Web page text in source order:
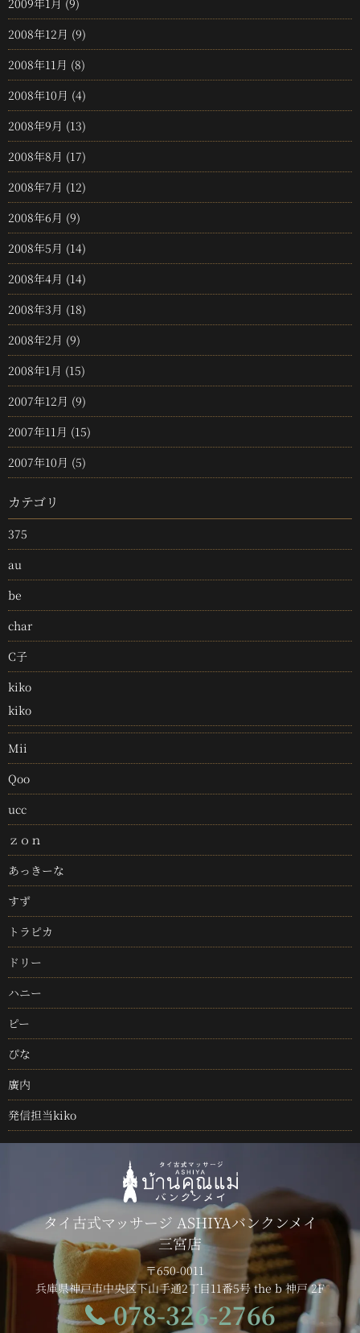
2009年1月 (9)
2008年12月 (9)
2008年11月 (8)
2008年10月 (4)
2008年9月 (13)
2008年8月 (17)
2008年7月 (12)
2008年6月 (9)
2008年5月 (14)
2008年4月 (14)
2008年3月 (18)
2008年2月 (9)
2008年1月 (15)
2007年12月 (9)
2007年11月 (15)
2007年10月 (5)
カテゴリ
375
au
be
char
C子
kiko
kiko
Mii
Qoo
ucc
ｚｏｎ
あっきーな
すず
トラピカ
ドリー
ハニー
ピー
ぴな
廣内
発信担当kiko
タイ古式マッサージ ASHIYAバンクンメイ
三宮店
〒650-0011
兵庫県神戸市中央区下山手通2丁目11番5号 the b 神戸 2F
078-326-2766